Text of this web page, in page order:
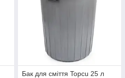
Бак для сміття Topcu 25 л